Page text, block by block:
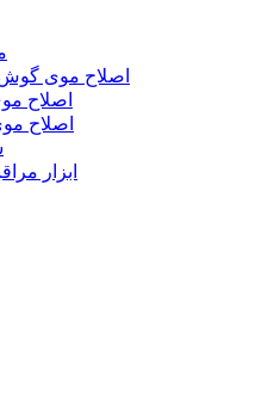
اصلاح موی
اصلاح
اصلاح
ابزار